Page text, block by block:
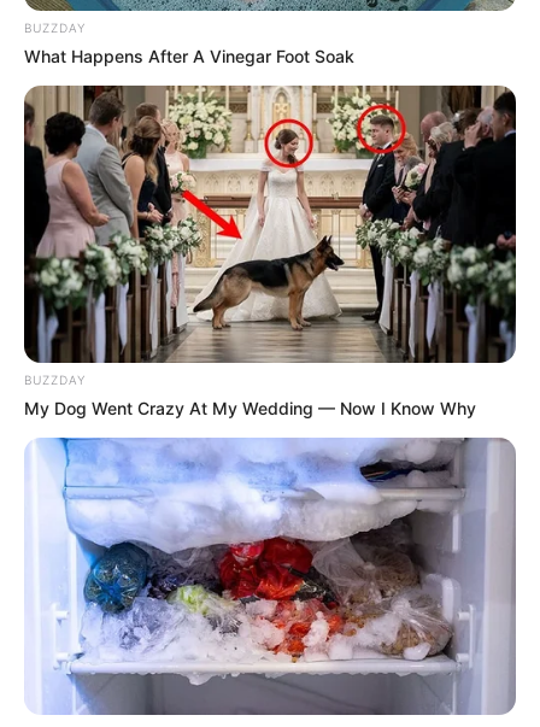
ΤΑΥΤΟΤΗΤΑ ΚΑΙ ΕΠΙΚΟΙΝΩΝΙΑ ΟΡΟΙ ΧΡΗΣΗΣ
© 2025 EVIANEWS του Γιώργου Κουτσελίνη
BUZZDAY
What Happens After A Vinegar Foot Soak
BUZZDAY
My Dog Went Crazy At My Wedding — Now I Know Why